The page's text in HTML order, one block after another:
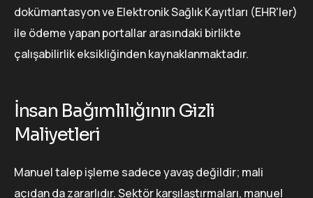
dokümantasyon ve Elektronik Sağlık Kayıtları (EHR'ler)
ile ödeme yapan portallar arasındaki birlikte
çalışabilirlik eksikliğinden kaynaklanmaktadır.
İnsan Bağımlılığının Gizli
Maliyetleri
Manuel talep işleme sadece yavaş değildir; mali
açıdan da zararlıdır. Sektör karşılaştırmaları, manuel